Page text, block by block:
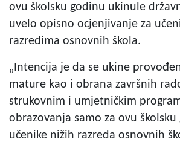
ovu školsku godinu ukinule
uvelo opisno ocjenjivanje za
razredima osnovnih škola.
„Intencija je da se ukine
mature kao i obrana završnih
strukovnim i umjetničkim
obrazovanja samo za ovu školsku
učenike nižih razreda osnovnih